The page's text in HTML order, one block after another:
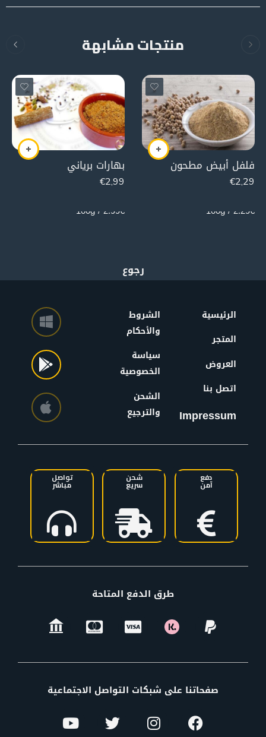
منتجات مشابهة
فلفل أبيض مطحون
€2,29
2.29€ / 100g
بهارات برياني
€2,99
2.99€ / 100g
الرئيسية
المتجر
العروض
اتصل بنا
Impressum
الشروط
والأحكام
سياسة
الخصوصية
الشحن
والترجيع
دفع
آمن
شحن
سريع
تواصل
مباشر
طرق الدفع المتاحة
صفحاتنا على شبكات التواصل الاجتماعية